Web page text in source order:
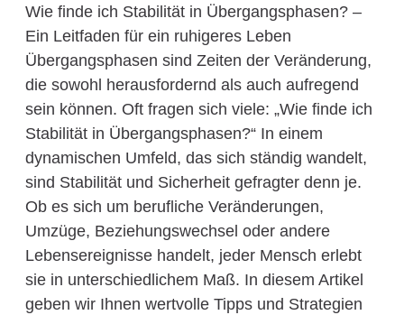
Wie finde ich Stabilität in Übergangsphasen? –
Ein Leitfaden für ein ruhigeres Leben
Übergangsphasen sind Zeiten der Veränderung,
die sowohl herausfordernd als auch aufregend
sein können. Oft fragen sich viele: „Wie finde ich
Stabilität in Übergangsphasen?“ In einem
dynamischen Umfeld, das sich ständig wandelt,
sind Stabilität und Sicherheit gefragter denn je.
Ob es sich um berufliche Veränderungen,
Umzüge, Beziehungswechsel oder andere
Lebensereignisse handelt, jeder Mensch erlebt
sie in unterschiedlichem Maß. In diesem Artikel
geben wir Ihnen wertvolle Tipps und Strategien